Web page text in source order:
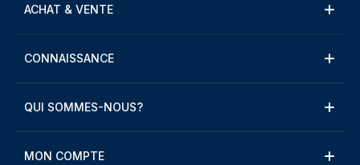
ACHAT & VENTE
CONNAISSANCE
QUI SOMMES-NOUS?
MON COMPTE